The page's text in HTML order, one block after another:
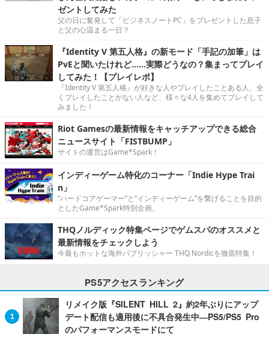
ゼントしてみた
父の日に奮発して「ビジネスノートPC」をプレゼントした息子
と父の心温まる一日？
『Identity V 第五人格』の新モード「手記の加筆」は
PvEと聞いたけれど……実際どうなの？集まってプレイ
してみた！【プレイレポ】
『Identity V 第五人格』が好きな人やプレイしたことある人、全
くプレイしたことがない人など、様々な4人を集めてプレイして
みました！
Riot Gamesの最新情報をキャッチアップできる総合
ニュースサイト「FISTBUMP」
サイトの運営はGame*Spark！
インディーゲーム特化のコーナー「Indie Hype Trai
n」
“ハードコアゲーマー”と“インディーゲーム”を繋げることを目的
としたGame*Spark特別企画。
THQノルディック特集ページでゲムスパのオススメと
最新情報をチェックしよう
今最もホットな海外パブリッシャー THQ Nordicを徹底特集！
PS5アクセスランキング
リメイク版『SILENT HILL 2』約2年ぶりにアップ
デート配信も適用後に不具合発生中―PS5/PS5 Pro
のパフォーマンスモードにて